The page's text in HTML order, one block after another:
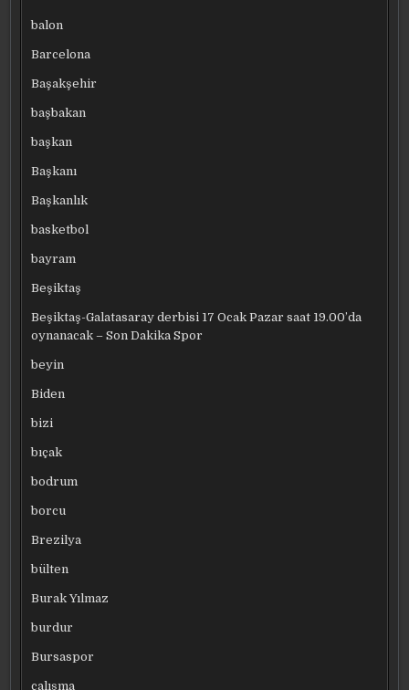
balon
Barcelona
Başakşehir
başbakan
başkan
Başkanı
Başkanlık
basketbol
bayram
Beşiktaş
Beşiktaş-Galatasaray derbisi 17 Ocak Pazar saat 19.00’da
oynanacak – Son Dakika Spor
beyin
Biden
bizi
bıçak
bodrum
borcu
Brezilya
bülten
Burak Yılmaz
burdur
Bursaspor
çalışma